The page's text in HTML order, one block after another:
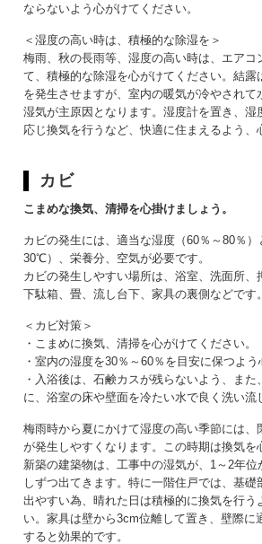
ならないよう心がけてください。
＜湿度の高い時は、積極的な除湿を＞
梅雨、秋の長雨等、湿度の高い時は、エアコ
て、積極的な除湿を心がけてください。結露
を発生させますが、室内の暖気が冷やされて
湿気が主原因となります。湿度計を置き、湿
応じ換気を行うなど、快適に住まえるよう、
カビ
こまめな換気、清掃を心掛けましょう。
カビの発生には、適当な湿度（60％～80％
30℃）、栄養分、空気が必要です。
カビの発生しやすい場所は、浴室、洗面所、
下駄箱、畳、流し台下、家具の裏側などです。
＜カビ対策＞
・こまめに換気、清掃を心がけてください。
・室内の湿度を30％～60％を目安に保つよう
・入浴後は、石鹸カスが残らないよう、ま
に、浴室の床や壁面を冷たい水で良く洗い流
梅雨時から夏にかけて湿度の高い季節には、
が発生しやすくなります。この時期は換気を
新築の建築物は、工事中の湿気が、1～2年
しずつ出てきます。特に一階住戸では、基礎
出やすい為、晴れた日は積極的に換気を行う
い。家具は壁から3cm位離して置き、壁際に
すると効果的です。